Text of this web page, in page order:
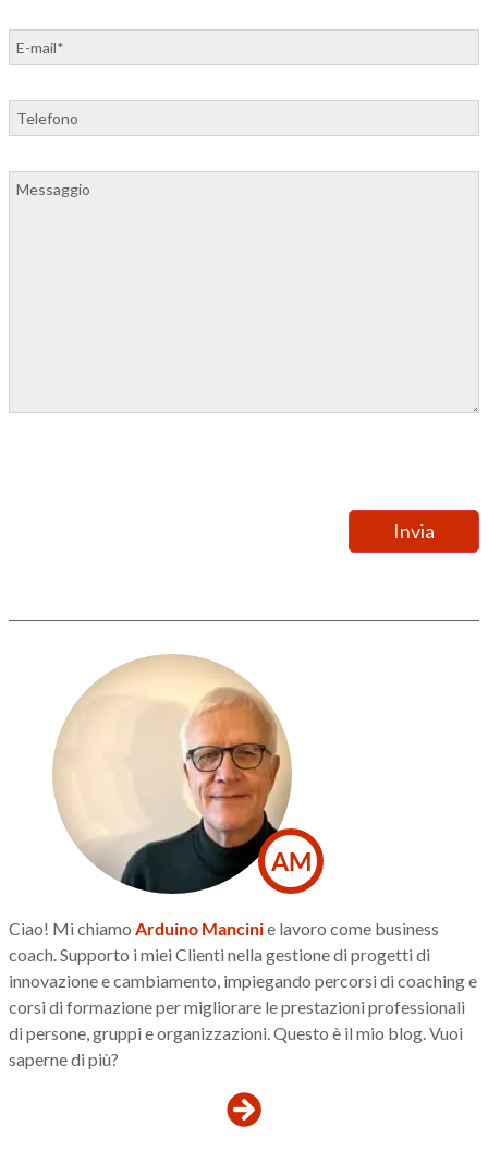
AM
Ciao! Mi chiamo Arduino Mancinie lavoro come business
coach. Supporto i miei Clienti nella gestione di progetti di
innovazione e cambiamento, impiegando percorsi di coaching e
corsi di formazione per migliorare le prestazioni professionali
di persone, gruppi e organizzazioni. Questo è il mio blog. Vuoi
saperne di più?